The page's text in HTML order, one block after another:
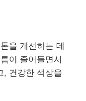
을 개선하는 데
이 줄어들면서
, 건강한 색상을